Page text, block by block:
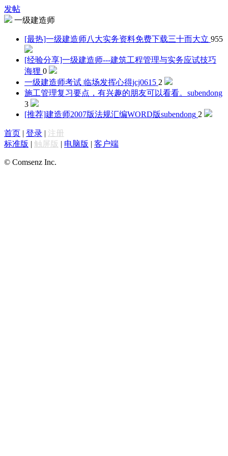
发帖
一级建造师
[最热]一级建造师八大实务资料免费下载三十而大立 955
[经验分享]一级建造师---建筑工程管理与实务应试技巧
海狸 0
一级建造师考试 临场发挥心得jcj0615 2
施工管理复习要点，有兴趣的朋友可以看看。 subendong
3
[推荐]建造师2007版法规汇编WORD版subendong 2
首页 | 登录 | 注册
标准版 | 触屏版 | 电脑版 | 客户端
© Comsenz Inc.